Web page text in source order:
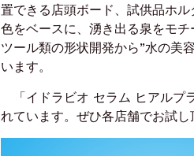
置できる店頭ボード、試供品ホ
色をベースに、湧き出る泉をモ
ツール類の形状開発から”水の美
います。
「イドラビオ セラム ヒアルプ
れています。ぜひ各店舗でお試し